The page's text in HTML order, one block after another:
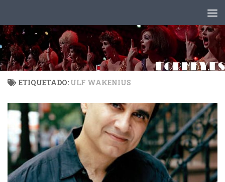
ETIQUETADO: ULF WAKENIUS